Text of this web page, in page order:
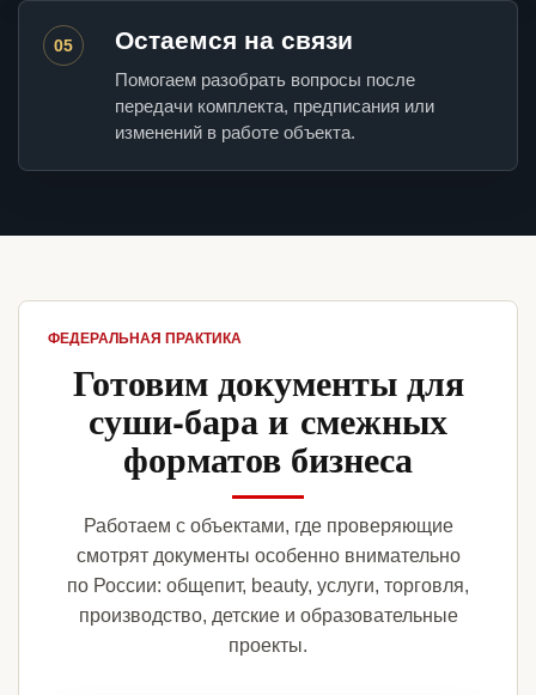
05 Остаемся на связи
Помогаем разобрать вопросы после
передачи комплекта, предписания или
изменений в работе объекта.
ФЕДЕРАЛЬНАЯ ПРАКТИКА
Готовим документы для
суши-бара и смежных
форматов бизнеса
Работаем с объектами, где проверяющие
смотрят документы особенно внимательно
по России: общепит, beauty, услуги, торговля,
производство, детские и образовательные
проекты.